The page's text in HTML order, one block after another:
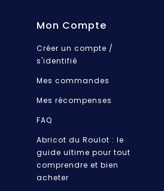
Mon Compte
Créer un compte /
s'identifié
Mes commandes
Mes récompenses
FAQ
Abricot du Roulot : le
guide ultime pour tout
comprendre et bien
acheter